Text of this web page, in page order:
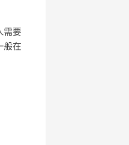
需要
般在